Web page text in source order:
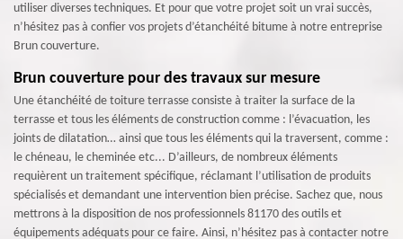
utiliser diverses techniques. Et pour que votre projet soit un vrai succès,
n’hésitez pas à confier vos projets d’étanchéité bitume à notre entreprise
Brun couverture.
Brun couverture pour des travaux sur mesure
Une étanchéité de toiture terrasse consiste à traiter la surface de la
terrasse et tous les éléments de construction comme : l’évacuation, les
joints de dilatation… ainsi que tous les éléments qui la traversent, comme :
le chéneau, le cheminée etc... D’ailleurs, de nombreux éléments
requièrent un traitement spécifique, réclamant l’utilisation de produits
spécialisés et demandant une intervention bien précise. Sachez que, nous
mettrons à la disposition de nos professionnels 81170 des outils et
équipements adéquats pour ce faire. Ainsi, n’hésitez pas à contacter notre